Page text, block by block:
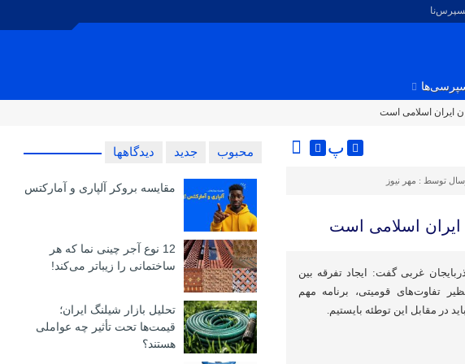
ایران اسلامی است
پ
توسط : مهر نیوز
ایران اسلامی است
غربی گفت: ایجاد تفرقه بین
تفاوت‌های قومیتی، برنامه مهم
در مقابل این توطئه بایستیم.
محبوب جدید دیدگاهها
مقایسه بروکر آلپاری و آمارکتس
12 نوع آجر چینی نما که هر
ساختمانی را زیباتر می‌کند!
تحلیل بازار شیلنگ ایران؛
قیمت‌ها تحت تأثیر چه عواملی
هستند؟